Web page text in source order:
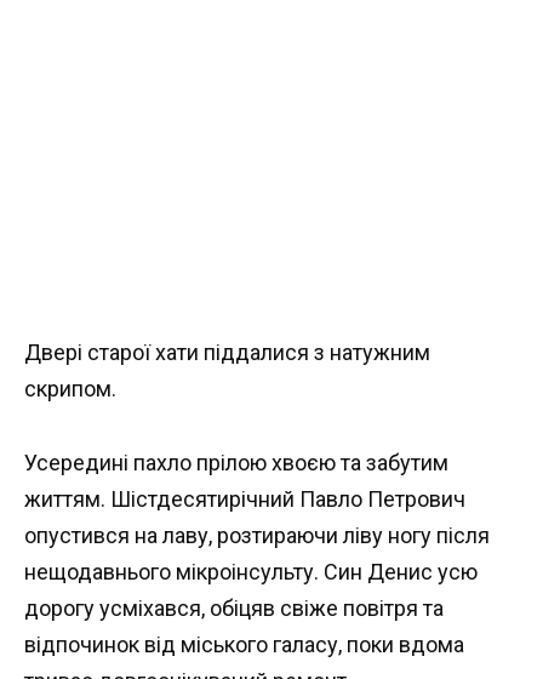
Двері старої хати піддалися з натужним
скрипом.
Усередині пахло прілою хвоєю та забутим
життям. Шістдесятирічний Павло Петрович
опустився на лаву, розтираючи ліву ногу після
нещодавнього мікроінсульту. Син Денис усю
дорогу усміхався, обіцяв свіже повітря та
відпочинок від міського галасу, поки вдома